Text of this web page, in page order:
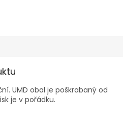
UMD obal je poškrabaný od
je v pořádku.